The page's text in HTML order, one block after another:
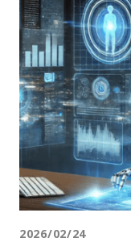
2026/02/24